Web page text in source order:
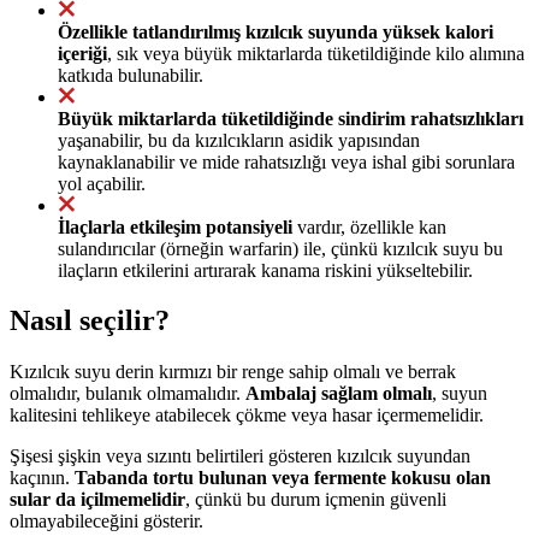
Özellikle tatlandırılmış kızılcık suyunda yüksek kalori
içeriği, sık veya büyük miktarlarda tüketildiğinde kilo alımına
katkıda bulunabilir.
Büyük miktarlarda tüketildiğinde sindirim rahatsızlıkları
yaşanabilir, bu da kızılcıkların asidik yapısından
kaynaklanabilir ve mide rahatsızlığı veya ishal gibi sorunlara
yol açabilir.
İlaçlarla etkileşim potansiyeli vardır, özellikle kan
sulandırıcılar (örneğin warfarin) ile, çünkü kızılcık suyu bu
ilaçların etkilerini artırarak kanama riskini yükseltebilir.
Nasıl seçilir?
Kızılcık suyu derin kırmızı bir renge sahip olmalı ve berrak
olmalıdır, bulanık olmamalıdır. Ambalaj sağlam olmalı, suyun
kalitesini tehlikeye atabilecek çökme veya hasar içermemelidir.
Şişesi şişkin veya sızıntı belirtileri gösteren kızılcık suyundan
kaçının. Tabanda tortu bulunan veya fermente kokusu olan
sular da içilmemelidir, çünkü bu durum içmenin güvenli
olmayabileceğini gösterir.